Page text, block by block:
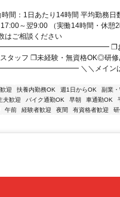
間：1日あたり14時間 平均勤務日
～翌9:00 （実働14時間・休憩
はご相談ください
❐お
タッフ ❐未経験・無資格OK◎研修
＼＼メインは
迎 扶養内勤務OK 週1日からOK
副業
夫歓迎 バイク通勤OK 早朝 車通勤OK
午前 経験者歓迎 夜間 有資格者歓迎 研